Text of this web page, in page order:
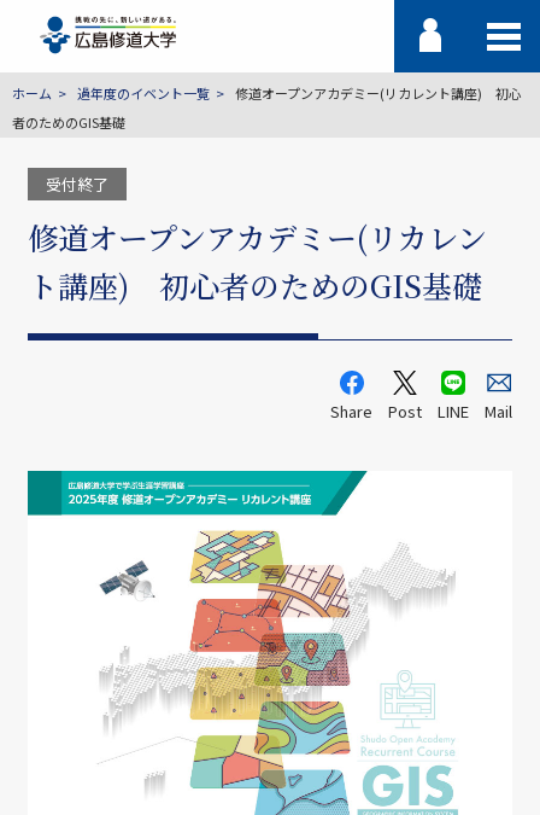
ホーム 過年度のイベント一覧
修道オープンアカデミー(リカレント講座) 初心
者のためのGIS基礎
受付終了
修道オープンアカデミー(リカレン
ト講座) 初心者のためのGIS基礎
Share Post LINE Mail